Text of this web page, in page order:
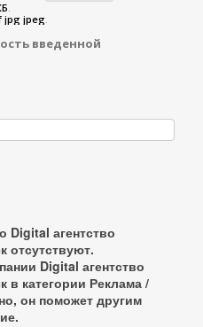
.
jpg jpeg.
введенной
агентство
отсутствуют.
Digital агентство
в категории Реклама /
он поможет другим